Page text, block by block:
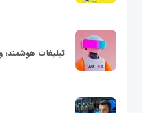
تبلیغات هوشمند؛